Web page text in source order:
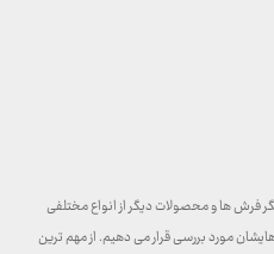
فرش ها و محصولات دیگر از انواع مختلفی
مورد بررسی قرار می دهیم. از مهم ترین